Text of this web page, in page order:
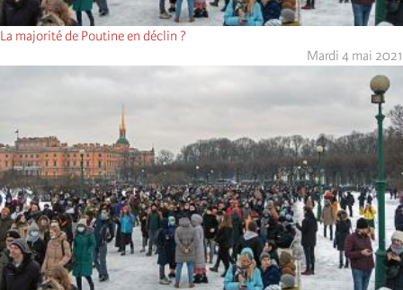
La majorité de Poutine en déclin ?
Mardi 4 mai 2021